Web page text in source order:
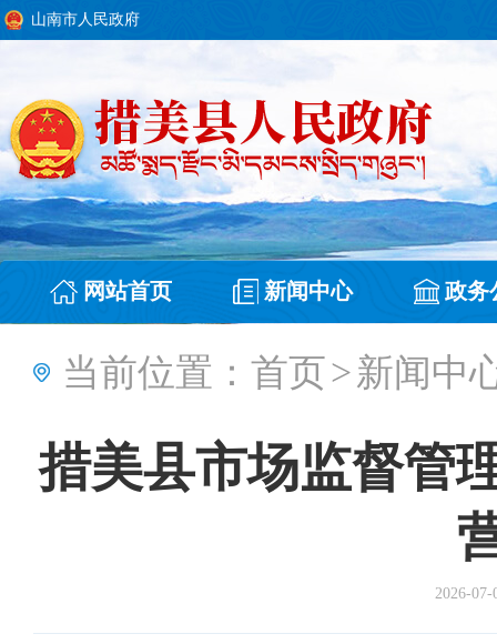
山南市人民政府
网站首页 新闻中心 政务
当前位置： 首页>新闻中
措美县市场监督管
2026-07-